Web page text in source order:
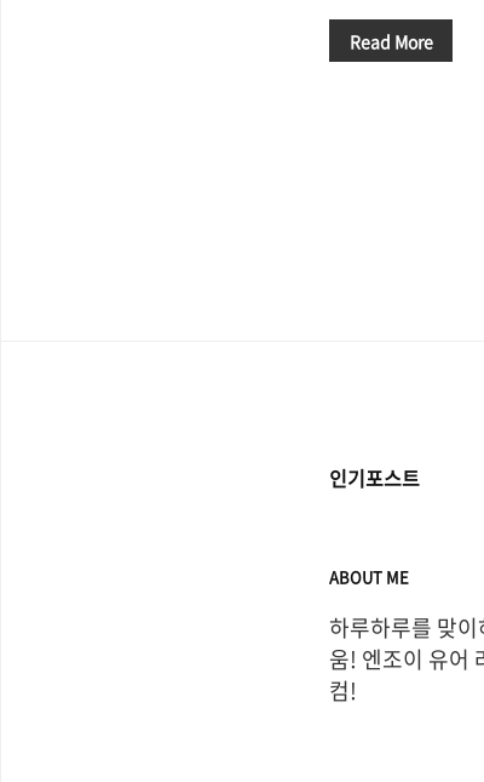
많이 나아졌다. "
험상, 10명 중 7명
Read More
인기포스트
ABOUT ME
하루하루를 맞
움! 엔조이 유어
컴!